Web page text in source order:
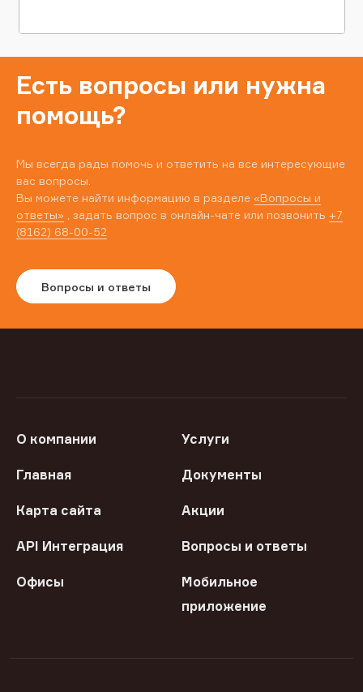
Есть вопросы или нужна
помощь?
Мы всегда рады помочь и ответить на все интересующие
вас вопросы.
Вы можете найти информацию в разделе «Вопросы и
ответы» , задать вопрос в онлайн-чате или позвонить +7
(8162) 68-00-52
Вопросы и ответы
О компании Услуги
Главная Документы
Карта сайта Акции
API Интеграция Вопросы и ответы
Офисы
Мобильное
приложение